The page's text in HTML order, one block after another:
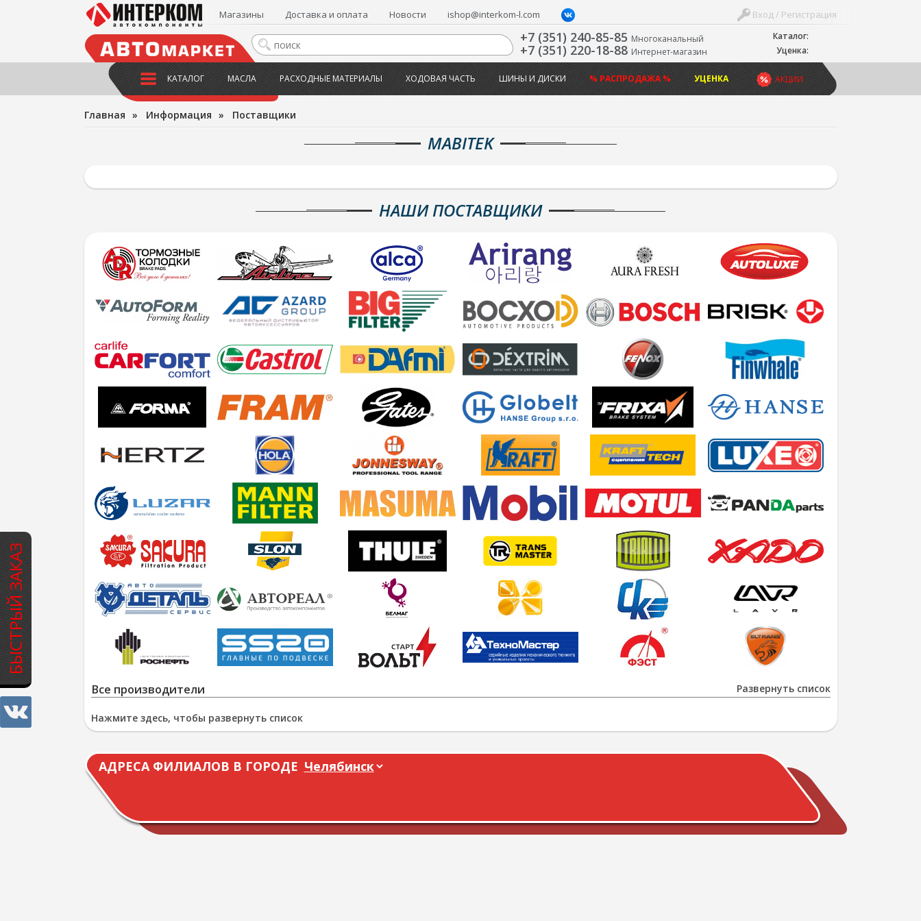
БЫСТРЫЙ ЗАКАЗ
Каталог:
Уценка:
Вход / Регистрация
Магазины Доставка и оплата Новости ishop@interkom-l.com
+7 (351) 240-85-85 Многоканальный
+7 (351) 220-18-88 Интернет-магазин
АКЦИИ
КАТАЛОГ МАСЛА РАСХОДНЫЕ МАТЕРИАЛЫ ХОДОВАЯ ЧАСТЬ ШИНЫ И ДИСКИ % РАСПРОДАЖА % УЦЕНКА
Главная » Информация » Поставщики
MABITEK
НАШИ ПОСТАВЩИКИ
Развернуть список
Все производители
Нажмите здесь, чтобы развернуть список
АДРЕСА ФИЛИАЛОВ В ГОРОДЕ